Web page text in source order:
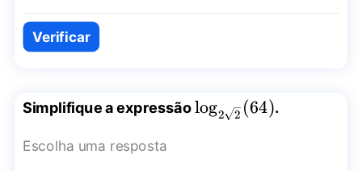
Verificar
Simplifique a expressão\log_{2\sqrt{2}}
log2 2 (64).
Escolha uma resposta